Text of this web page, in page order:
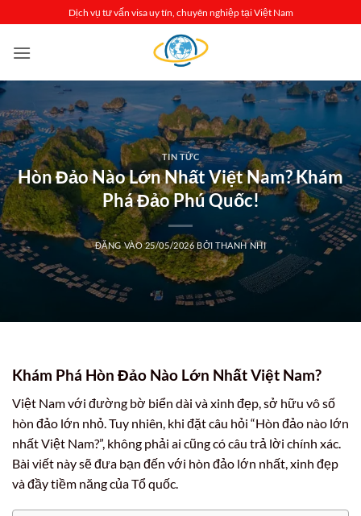
qua
nội
Dịch vụ tư vấn visa uy tín, chuyên nghiệp tại Việt Nam
TIN TỨC
Hòn Đảo Nào Lớn Nhất Việt Nam? Khám
Phá Đảo Phú Quốc!
ĐĂNG VÀO25/05/2026 BỞITHANH NHI
Khám Phá Hòn Đảo Nào Lớn Nhất Việt Nam?
Việt Nam với đường bờ biển dài và xinh đẹp, sở hữu vô số
hòn đảo lớn nhỏ. Tuy nhiên, khi đặt câu hỏi “Hòn đảo nào lớn
nhất Việt Nam?”, không phải ai cũng có câu trả lời chính xác.
Bài viết này sẽ đưa bạn đến với hòn đảo lớn nhất, xinh đẹp
và đầy tiềm năng của Tổ quốc.